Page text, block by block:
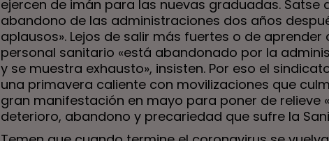
ejercen de imán para las nuevas graduadas. Satse
abandono de las administraciones dos años
aplausos». Lejos de salir más fuertes o de aprender
personal sanitario «está abandonado por la
y se muestra exhausto», insisten. Por eso el
una primavera caliente con movilizaciones que
gran manifestación en mayo para poner de relieve
deterioro, abandono y precariedad que sufre la